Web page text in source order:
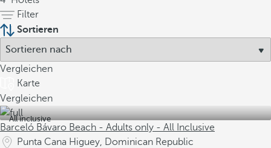
Filter
Sortieren
Vergleichen
Karte
Vergleichen
All inclusive
Barceló Bávaro Beach - Adults only - All Inclusive
Punta Cana Higuey, Dominican Republic